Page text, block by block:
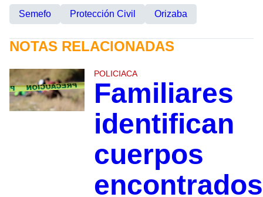
Semefo Protección Civil Orizaba
NOTAS RELACIONADAS
POLICIACA
Familiares
identifican
cuerpos
encontrados